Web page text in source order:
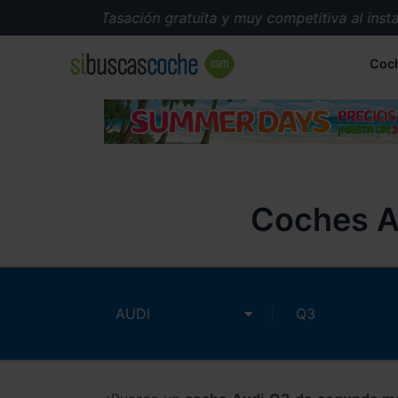
Tasación gratuita y muy competitiva al instante.
Coches